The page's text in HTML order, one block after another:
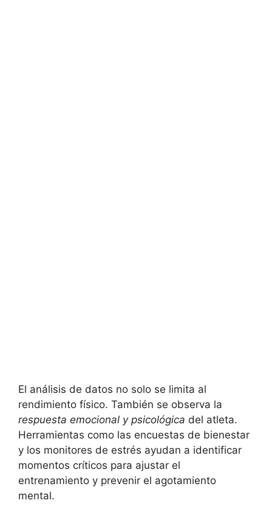
El análisis de datos no solo se limita al
rendimiento físico. También se observa la
respuesta emocional y psicológica del atleta.
Herramientas como las encuestas de bienestar
y los monitores de estrés ayudan a identificar
momentos críticos para ajustar el
entrenamiento y prevenir el agotamiento
mental.